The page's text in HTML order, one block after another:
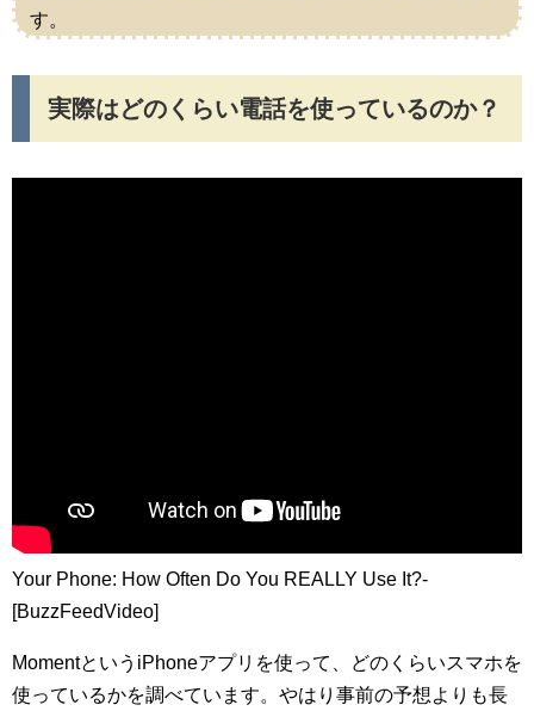
す。
実際はどのくらい電話を使っているのか？
Your Phone: How Often Do You REALLY Use It?-
[BuzzFeedVideo]
MomentというiPhoneアプリを使って、どのくらいスマホを
使っているかを調べています。やはり事前の予想よりも長